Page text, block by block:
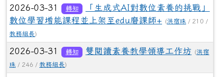
2026-03-31 轉知
「生成式AI對數位素養的挑戰」
數位學習增能課程並上架至edu磨課師+
(洪宿珠 / 210 /
教務組長)
2026-03-31 轉知 雙閱讀素養教學領導工作坊 (洪宿
珠 / 246 / 教務組長)